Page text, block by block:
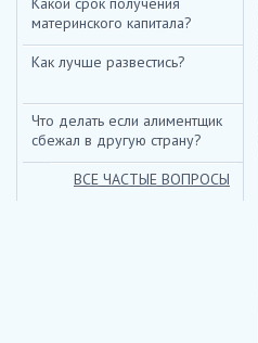
материнского капитала?
Как лучше развестись?
Что делать если алиментщик
сбежал в другую страну?
ВСЕ ЧАСТЫЕ ВОПРОСЫ